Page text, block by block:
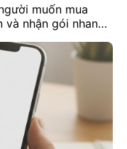
muốn mua
nhận gói nhanh
QR giả, gói
Bài viết này